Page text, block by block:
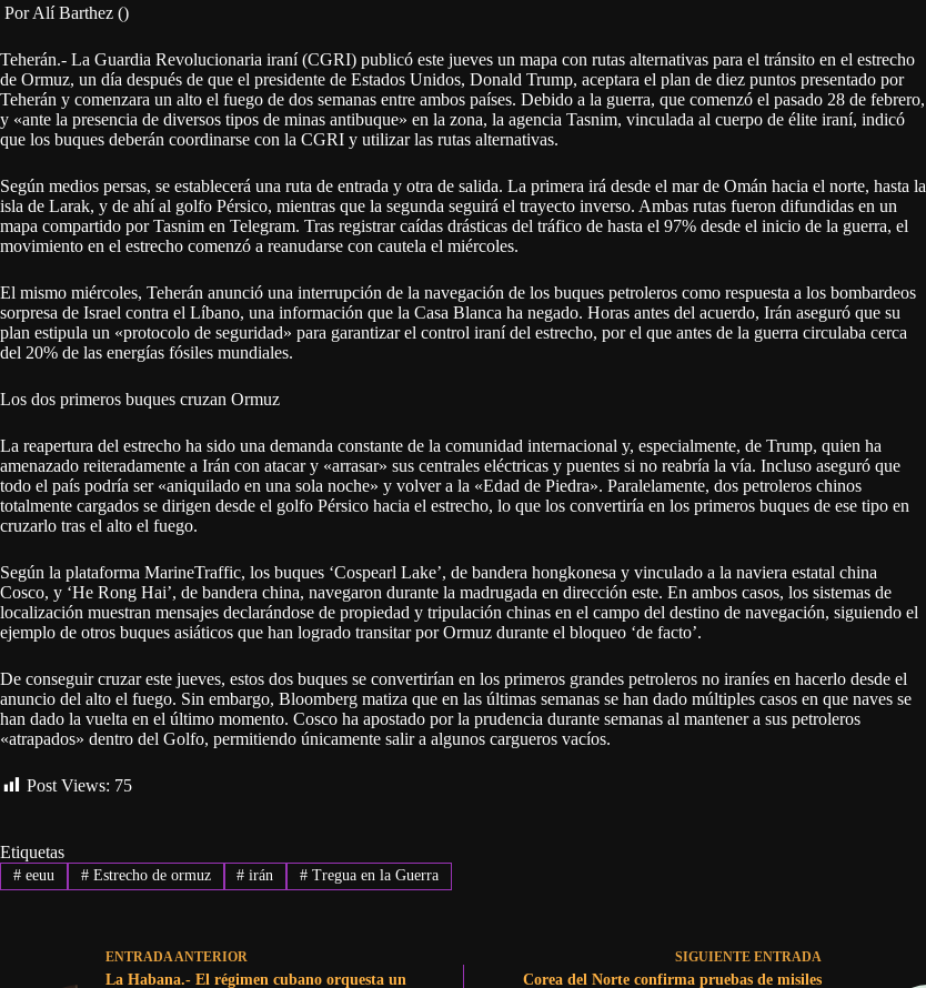
Por Alí Barthez ()
Teherán.- La Guardia Revolucionaria iraní (CGRI) publicó este jueves un mapa con rutas alternativas para el tránsito en el estrecho
de Ormuz, un día después de que el presidente de Estados Unidos, Donald Trump, aceptara el plan de diez puntos presentado por
Teherán y comenzara un alto el fuego de dos semanas entre ambos países. Debido a la guerra, que comenzó el pasado 28 de febrero,
y «ante la presencia de diversos tipos de minas antibuque» en la zona, la agencia Tasnim, vinculada al cuerpo de élite iraní, indicó
que los buques deberán coordinarse con la CGRI y utilizar las rutas alternativas.
Según medios persas, se establecerá una ruta de entrada y otra de salida. La primera irá desde el mar de Omán hacia el norte, hasta la
isla de Larak, y de ahí al golfo Pérsico, mientras que la segunda seguirá el trayecto inverso. Ambas rutas fueron difundidas en un
mapa compartido por Tasnim en Telegram. Tras registrar caídas drásticas del tráfico de hasta el 97% desde el inicio de la guerra, el
movimiento en el estrecho comenzó a reanudarse con cautela el miércoles.
El mismo miércoles, Teherán anunció una interrupción de la navegación de los buques petroleros como respuesta a los bombardeos
sorpresa de Israel contra el Líbano, una información que la Casa Blanca ha negado. Horas antes del acuerdo, Irán aseguró que su
plan estipula un «protocolo de seguridad» para garantizar el control iraní del estrecho, por el que antes de la guerra circulaba cerca
del 20% de las energías fósiles mundiales.
Los dos primeros buques cruzan Ormuz
La reapertura del estrecho ha sido una demanda constante de la comunidad internacional y, especialmente, de Trump, quien ha
amenazado reiteradamente a Irán con atacar y «arrasar» sus centrales eléctricas y puentes si no reabría la vía. Incluso aseguró que
todo el país podría ser «aniquilado en una sola noche» y volver a la «Edad de Piedra». Paralelamente, dos petroleros chinos
totalmente cargados se dirigen desde el golfo Pérsico hacia el estrecho, lo que los convertiría en los primeros buques de ese tipo en
cruzarlo tras el alto el fuego.
Según la plataforma MarineTraffic, los buques ‘Cospearl Lake’, de bandera hongkonesa y vinculado a la naviera estatal china
Cosco, y ‘He Rong Hai’, de bandera china, navegaron durante la madrugada en dirección este. En ambos casos, los sistemas de
localización muestran mensajes declarándose de propiedad y tripulación chinas en el campo del destino de navegación, siguiendo el
ejemplo de otros buques asiáticos que han logrado transitar por Ormuz durante el bloqueo ‘de facto’.
De conseguir cruzar este jueves, estos dos buques se convertirían en los primeros grandes petroleros no iraníes en hacerlo desde el
anuncio del alto el fuego. Sin embargo, Bloomberg matiza que en las últimas semanas se han dado múltiples casos en que naves se
han dado la vuelta en el último momento. Cosco ha apostado por la prudencia durante semanas al mantener a sus petroleros
«atrapados» dentro del Golfo, permitiendo únicamente salir a algunos cargueros vacíos.
Post Views: 75
Etiquetas
#eeuu #Estrecho de ormuz # irán # Tregua en la Guerra
ENTRADA ANTERIOR
La Habana.- El régimen cubano orquesta un
SIGUIENTE ENTRADA
Corea del Norte confirma pruebas de misiles